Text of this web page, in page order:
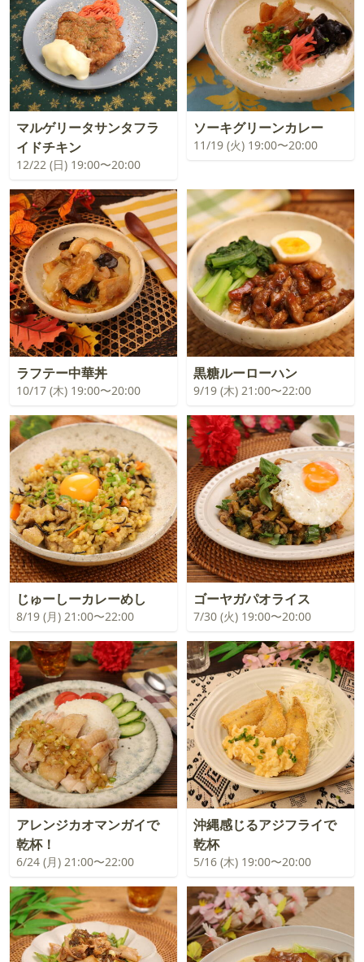
マルゲリータサンタフラ
イドチキン
12/22 (日) 19:00〜20:00
ソーキグリーンカレー
11/19 (火) 19:00〜20:00
ラフテー中華丼
10/17 (木) 19:00〜20:00
黒糖ルーローハン
9/19 (木) 21:00〜22:00
じゅーしーカレーめし
8/19 (月) 21:00〜22:00
ゴーヤガパオライス
7/30 (火) 19:00〜20:00
アレンジカオマンガイで
乾杯！
6/24 (月) 21:00〜22:00
沖縄感じるアジフライで
乾杯
5/16 (木) 19:00〜20:00